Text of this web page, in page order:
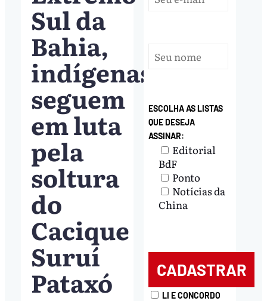
Sul da
Bahia,
indígenas
seguem
em luta
pela
soltura
do
Cacique
Suruí
Pataxó
ESCOLHA AS LISTAS
QUE DESEJA
ASSINAR:
Editorial
BdF
Ponto
Notícias da
China
LI E CONCORDO